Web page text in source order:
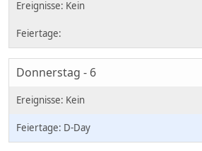
Donnerstag - 6
D-Day